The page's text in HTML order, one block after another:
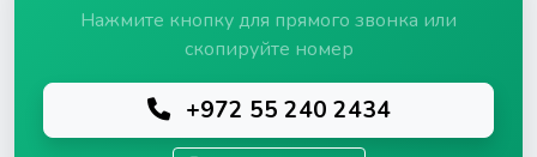
Нажмите кнопку для прямого звонка или
скопируйте номер
+972 55 240 2434